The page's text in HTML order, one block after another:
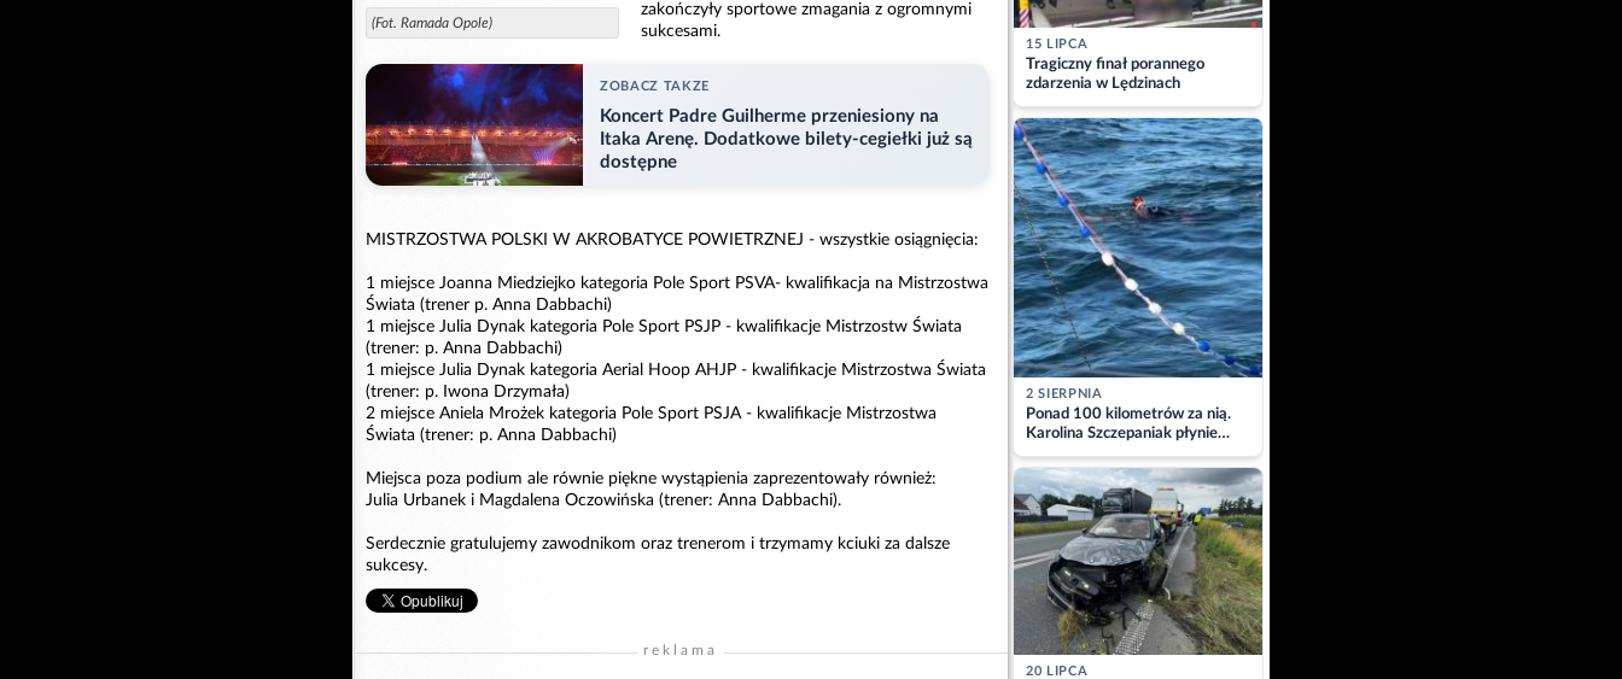
(Fot. Ramada Opole)
zakończyły sportowe zmagania z ogromnymi
sukcesami.
ZOBACZ TAKZE
Koncert Padre Guilherme przeniesiony na
Itaka Arenę. Dodatkowe bilety-cegiełki już są
dostępne
MISTRZOSTWA POLSKI W AKROBATYCE POWIETRZNEJ - wszystkie osiągnięcia:
1 miejsce Joanna Miedziejko kategoria Pole Sport PSVA- kwalifikacja na Mistrzostwa
Świata (trener p. Anna Dabbachi)
1 miejsce Julia Dynak kategoria Pole Sport PSJP - kwalifikacje Mistrzostw Świata
(trener: p. Anna Dabbachi)
1 miejsce Julia Dynak kategoria Aerial Hoop AHJP - kwalifikacje Mistrzostwa Świata
(trener: p. Iwona Drzymała)
2 miejsce Aniela Mrożek kategoria Pole Sport PSJA - kwalifikacje Mistrzostwa
Świata (trener: p. Anna Dabbachi)
Miejsca poza podium ale równie piękne wystąpienia zaprezentowały również:
Julia Urbanek i Magdalena Oczowińska (trener: Anna Dabbachi).
Serdecznie gratulujemy zawodnikom oraz trenerom i trzymamy kciuki za dalsze
sukcesy.
reklama
15 LIPCA
Tragiczny finał porannego
zdarzenia w Lędzinach
2 SIERPNIA
Ponad 100 kilometrów za nią.
Karolina Szczepaniak płynie
przez Bałtyk dla Piotra.
Aktualizacja
20 LIPCA